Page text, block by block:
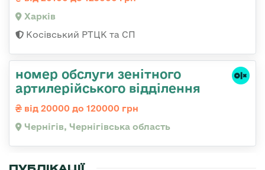
Харків
Косівський РТЦК та СП
номер обслуги зенітного
артилерійського відділення
від 20000 до 120000 грн
Чернігів, Чернігівська область